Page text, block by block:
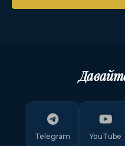
Telegram YouTube